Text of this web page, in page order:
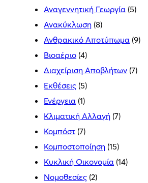
Αναγεννητική Γεωργία (5)
Ανακύκλωση (8)
Ανθρακικό Αποτύπωμα (9)
Βιοαέριο (4)
Διαχείριση Αποβλήτων (7)
Εκθέσεις (5)
Ενέργεια (1)
Κλιματική Αλλαγή (7)
Κομπόστ (7)
Κομποστοποίηση (15)
Κυκλική Οικονομία (14)
Νομοθεσίες (2)